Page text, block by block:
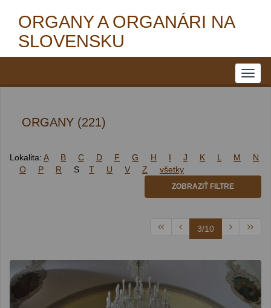
ORGANY A ORGANÁRI NA
SLOVENSKU
ORGANY (221)
Lokalita: A B C D F G H I J K L M
N
O
P R S T U V Z všetky
ZOBRAZIŤ FILTRE
3/10